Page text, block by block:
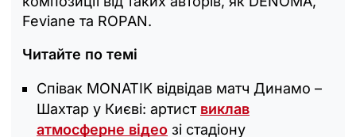
Feviane та ROPAN.
Читайте по темі
Співак MONATIK відвідав матч Динамо –
Шахтар у Києві: артист виклав
атмосферне відео зі стадіону